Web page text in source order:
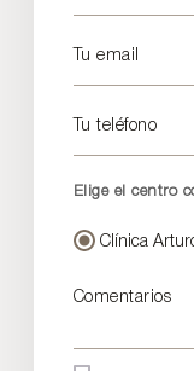
Tu email
Tu teléfono
Elige el centro
Clínica
Comentarios